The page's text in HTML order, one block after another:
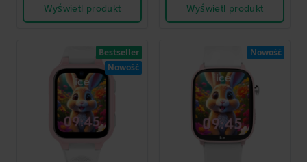
Wyświetl produkt
Wyświetl produkt
Bestseller
Nowość
Nowość